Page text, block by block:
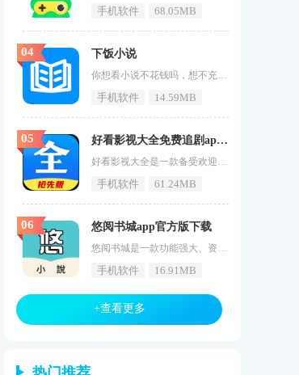
手机软件 68.05MB
下饭小说
你想看小说不花钱吗，想不充钱就可以享受会员的福利吗，如果是的话可以来试试《下饭小说》这款软件，这里不仅有大量的精品小说资源，而且还可以免费看所有的小说喲。下饭小说书虫必备的看小说软件视频介绍下饭小说特色1、下饭小说有数百万本电子书供您阅读，相信总会有你喜欢看的。2、可以切换自己喜欢的阅读模式，没有卡顿情况。3、有上万本小说资源，想看的小说都可以找到。4、你们想看的小说都能找到，还可以离线下载观看。下饭小说亮点小说都是经过审核的，保证没有小说章节删减。这里的小
手机软件 14.59MB
04
好看影视大全免费追剧app下载安装
好看影视大全是一款备受欢迎的影视资源播放软件，以其简洁时尚的风格、丰富的资源、实用的功能和亮眼的特色赢得了众多用户的喜爱。该软件界面设计简洁明了，用户可以轻松上手，快速找到心仪的影片。它拥有庞大的影视资源库，涵盖了电影、电视剧、综艺节目等多种类型，满足用户多样化的观影需求。好看影视大全还提供高清流畅的视频播放体验，让用户能够尽情享受精彩的视听娱乐。除了基本的播放功能，好看影视大全还具备智能推荐、搜索筛选等实用功能，帮助用户快速找到符合口味的影片。它还支持多平台同步
手机软件 61.24MB
05
悠阅书城app官方版下载
悠阅书城是一款功能强大、资源丰富的阅读软件，专为热爱阅读的人士打造。它凭借出色的搜索功能和详细的题材分类，帮助用户轻松找到心仪的书籍内容。悠阅书城还提供了热门推荐、连载资源、无广告打扰以及精准排行等特色功能，为用户带来更加便捷、舒适的阅读体验。软件支持本地TXT文件导入阅读，全文关键字搜索以及自动分析章节目录等实用功能，让用户在享受阅读乐趣的也能轻松管理自己的书籍资源。悠阅书城还拥有海量原创正版小说资源，更新速度快，无论是修真、玄幻、爱情还是都市等类别，都能
手机软件 16.91MB
06
+查看更多